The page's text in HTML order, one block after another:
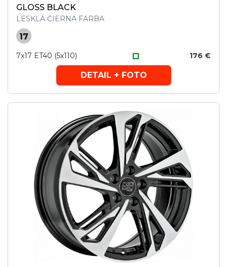
GLOSS BLACK
LESKLÁ ČIERNA FARBA
17
7x17 ET40 (5x110) 176 €
DETAIL + FOTO